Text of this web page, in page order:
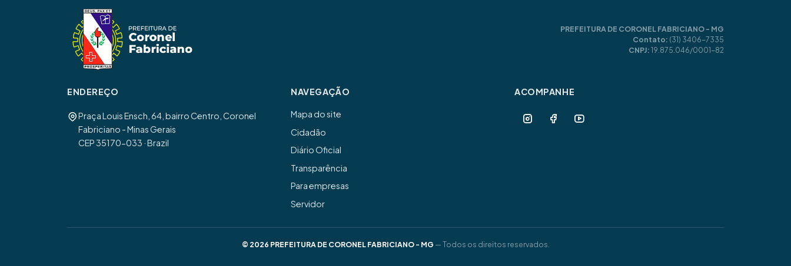
PREFEITURA DE CORONEL FABRICIANO - MG
Contato: (31) 3406-7335
CNPJ:19.875.046/0001-82
ENDEREÇO
Praça Louis Ensch, 64, bairro Centro, Coronel
Fabriciano - Minas Gerais
CEP 35170-033 · Brazil
NAVEGAÇÃO
Mapa do site
Cidadão
Diário Oficial
Transparência
Para empresas
Servidor
ACOMPANHE
© 2026 PREFEITURA DE CORONEL FABRICIANO - MG — Todos os direitos reservados.